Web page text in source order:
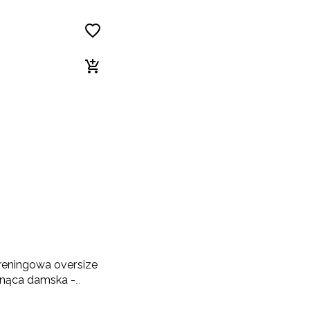
oversize
damska -